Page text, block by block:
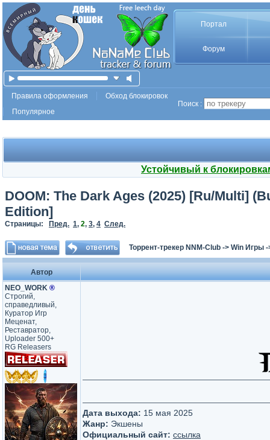
Портал
Форум
Правила оформления
Обход блокировок
Популярное
Поиск :
Устойчивый к
DOOM: The Dark Ages (2025) [Ru/Multi]
Edition]
Страницы: Пред. 1, 2, 3, 4 След.
Торрент-трекер NNM-Club -> Win Игры
Автор
NEO_WORK ®
Строгий,
справедливый,
Куратор Игр
Меценат,
Реставратор,
Uploader 500+
RG Releasers
Дата выхода: 15 мая 2025
Жанр: Экшены
Официальный сайт: ссылка